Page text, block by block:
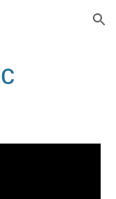
Skip to navigation